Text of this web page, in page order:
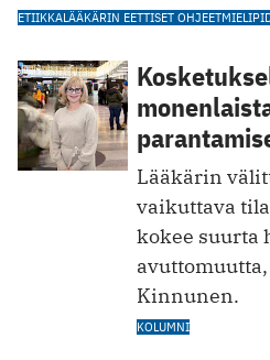
ETIIKKALÄÄKÄRIN EETTISET OHJEET
Lääkärin
vaikuttava
kokee suurta
Kinnunen.
KOLUMNI